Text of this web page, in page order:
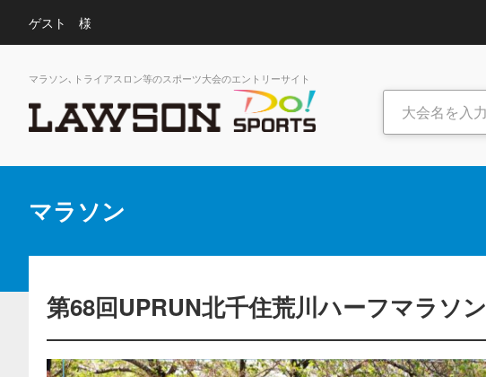
ゲスト 様
マラソン､トライアスロン等のスポーツ大会のエントリーサイト
マラソン
第68回UPRUN北千住荒川ハーフマラソン